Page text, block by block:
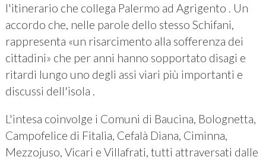
l'itinerario che collega Palermo ad Agrigento . Un
accordo che, nelle parole dello stesso Schifani,
rappresenta «un risarcimento alla sofferenza dei
cittadini» che per anni hanno sopportato disagi e
ritardi lungo uno degli assi viari più importanti e
discussi dell'isola .
L'intesa coinvolge i Comuni di Baucina, Bolognetta,
Campofelice di Fitalia, Cefalà Diana, Ciminna,
Mezzojuso, Vicari e Villafrati, tutti attraversati dalle